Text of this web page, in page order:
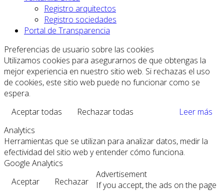
Registro arquitectos
Registro sociedades
Portal de Transparencia
Preferencias de usuario sobre las cookies
Utilizamos cookies para asegurarnos de que obtengas la
mejor experiencia en nuestro sitio web. Si rechazas el uso
de cookies, este sitio web puede no funcionar como se
espera.
Aceptar todas
Rechazar todas
Leer más
Analytics
Herramientas que se utilizan para analizar datos, medir la
efectividad del sitio web y entender cómo funciona.
Google Analytics
Aceptar
Rechazar
Advertisement
If you accept, the ads on the page